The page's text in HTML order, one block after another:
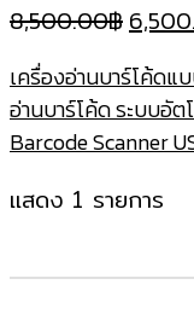
8,500.00฿
was:
เครื่องอ่านบาร์โค้ดแ
อ่านบาร์โค้ด ระบบอั
Barcode Scanner
แสดง 1 รายการ